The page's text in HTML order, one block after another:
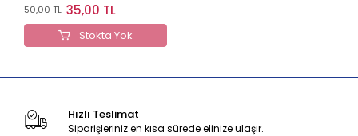
50,00 TL 35,00 TL
Stokta Yok
Hızlı Teslimat
Siparişleriniz en kısa sürede elinize ulaşır.